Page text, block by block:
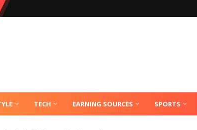
TECH EARNING SOURCES SPORTS